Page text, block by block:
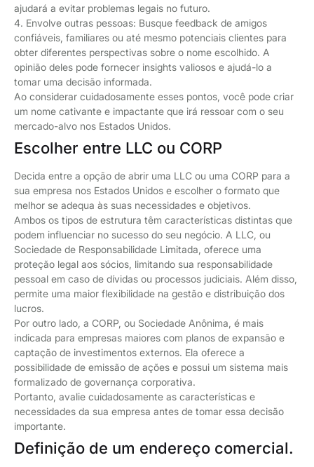
ajudará a evitar problemas legais no futuro.
4. Envolve outras pessoas: Busque feedback de amigos
confiáveis, familiares ou até mesmo potenciais clientes para
obter diferentes perspectivas sobre o nome escolhido. A
opinião deles pode fornecer insights valiosos e ajudá-lo a
tomar uma decisão informada.
Ao considerar cuidadosamente esses pontos, você pode criar
um nome cativante e impactante que irá ressoar com o seu
mercado-alvo nos Estados Unidos.
Escolher entre LLC ou CORP
Decida entre a opção de abrir uma LLC ou uma CORP para a
sua empresa nos Estados Unidos e escolher o formato que
melhor se adequa às suas necessidades e objetivos.
Ambos os tipos de estrutura têm características distintas que
podem influenciar no sucesso do seu negócio. A LLC, ou
Sociedade de Responsabilidade Limitada, oferece uma
proteção legal aos sócios, limitando sua responsabilidade
pessoal em caso de dívidas ou processos judiciais. Além disso,
permite uma maior flexibilidade na gestão e distribuição dos
lucros.
Por outro lado, a CORP, ou Sociedade Anônima, é mais
indicada para empresas maiores com planos de expansão e
captação de investimentos externos. Ela oferece a
possibilidade de emissão de ações e possui um sistema mais
formalizado de governança corporativa.
Portanto, avalie cuidadosamente as características e
necessidades da sua empresa antes de tomar essa decisão
importante.
Definição de um endereço comercial.